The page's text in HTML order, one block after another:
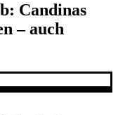
Candinas
– auch